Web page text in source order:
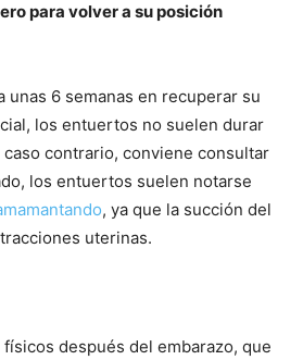
para volver a su posición
unas 6 semanas en recuperar su
los entuertos no suelen durar
caso contrario, conviene consultar
los entuertos suelen notarse
, ya que la succión del
uterinas.
después del embarazo, que